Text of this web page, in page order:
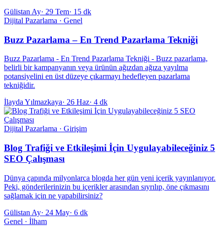
Gülistan Ay· 29 Tem· 15 dk
Dijital Pazarlama · Genel
Buzz Pazarlama – En Trend Pazarlama Tekniği
Buzz Pazarlama - En Trend Pazarlama Tekniği - Buzz pazarlama,
belirli bir kampanyanın veya ürünün ağızdan ağıza yayılma
potansiyelini en üst düzeye çıkarmayı hedefleyen pazarlama
tekniğidir.
İlayda Yılmazkaya· 26 Haz· 4 dk
Dijital Pazarlama · Girişim
Blog Trafiği ve Etkileşimi İçin Uygulayabileceğiniz 5
SEO Çalışması
Dünya çapında milyonlarca blogda her gün yeni içerik yayınlanıyor.
Peki, gönderilerinizin bu içerikler arasından sıyrılıp, öne çıkmasını
sağlamak için ne yapabilirsiniz?
Gülistan Ay· 24 May· 6 dk
Genel · İlham